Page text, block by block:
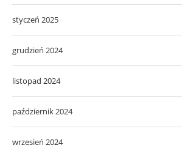
styczeń 2025
grudzień 2024
listopad 2024
październik 2024
wrzesień 2024